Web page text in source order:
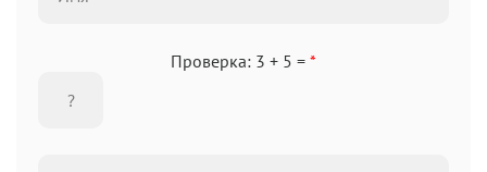
Проверка: 3 + 5 = *